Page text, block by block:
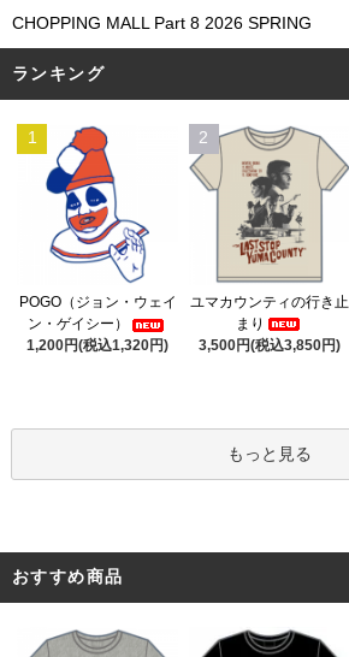
CHOPPING MALL Part 8 2026 SPRING
ランキング
1
POGO（ジョン・ウェイ
ン・ゲイシー）
1,200円(税込1,320円)
2
ユマカウンティの行き止
まり
3,500円(税込3,850円)
もっと見る
おすすめ商品